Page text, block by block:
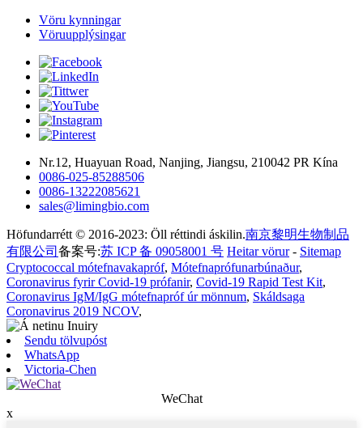
Vöru kynningar
Vöruupplýsingar
Nr.12, Huayuan Road, Nanjing, Jiangsu, 210042 PR Kína
0086-025-85288506
0086-13222085621
sales@limingbio.com
Höfundarrétt © 2016-2023: Öll réttindi áskilin.南京黎明生物制品
有限公司 备案号:苏 ICP 备 09058001 号 Heitar vörur- Sitemap
Cryptococcal mótefnavakapróf, Mótefnaprófunarbúnaður,
Coronavirus fyrir Covid-19 prófanir, Covid-19 Rapid Test Kit,
Coronavirus IgM/IgG mótefnapróf úr mönnum, Skáldsaga
Coronavirus 2019 NCOV,
Sendu tölvupóst
WhatsApp
Victoria-Chen
WeChat
x